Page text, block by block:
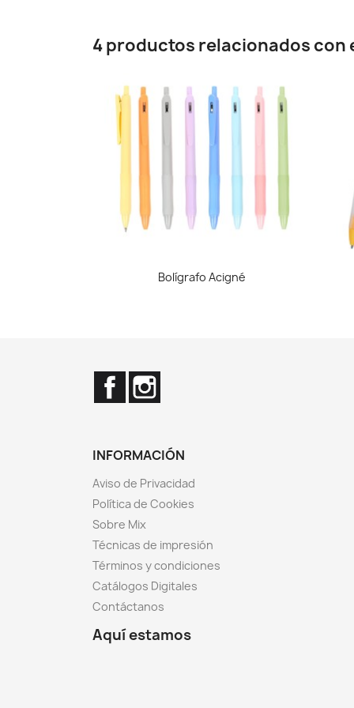
4 productos relacionados con
Vista rápida
Bolígrafo Acigné
Facebook
INFORMACIÓN
Aviso de Privacidad
Política de Cookies
Sobre Mix
Técnicas de impresión
Términos y condiciones
Catálogos Digitales
Contáctanos
Aquí estamos